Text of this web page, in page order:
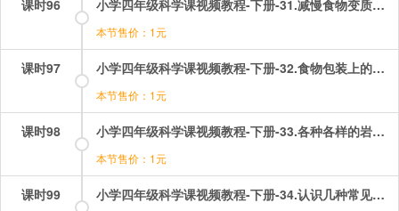
课时96 小学四年级科学课视频教程-下册-31.减慢食物变质速度.mp4
本节售价：1元
课时97 小学四年级科学课视频教程-下册-32.食物包装上的信息.mp4
本节售价：1元
课时98 小学四年级科学课视频教程-下册-33.各种各样的岩石.mp4
本节售价：1元
课时99 小学四年级科学课视频教程-下册-34.认识几种常见的岩石.mp4